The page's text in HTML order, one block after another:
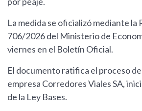
La medida se oficializó mediante la
706/2026 del Ministerio de
viernes en el Boletín Oficial.
El documento ratifica el proceso
empresa Corredores Viales SA,
de la Ley Bases.